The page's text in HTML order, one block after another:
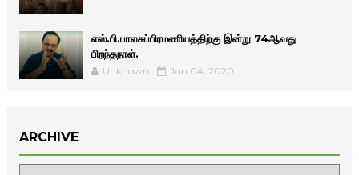
எஸ்.பி.பாலசுப்பிரமணியத்திற்கு இன்று 74ஆவது
பிறந்தநாள்.
Unknown Jun 04, 2020
ARCHIVE